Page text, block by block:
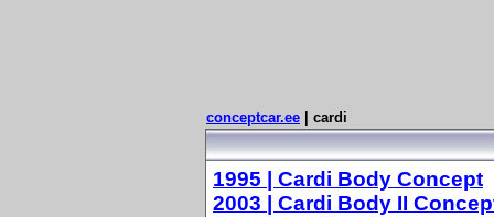
conceptcar.ee | cardi
1995 | Cardi Body Concept
2003 | Cardi Body II